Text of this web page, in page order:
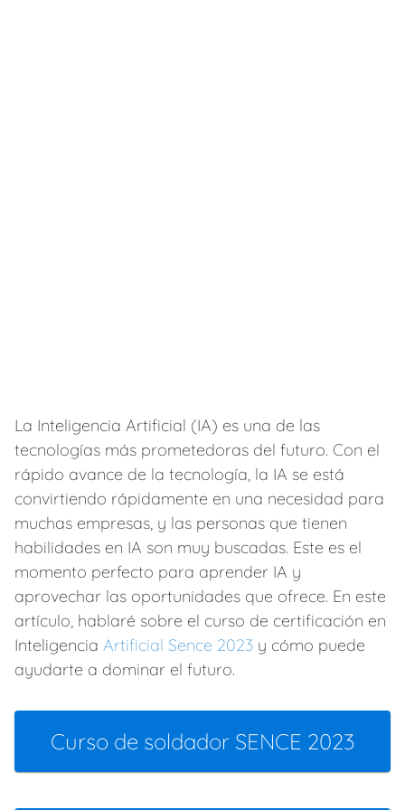
La Inteligencia Artificial (IA) es una de las
tecnologías más prometedoras del futuro. Con el
rápido avance de la tecnología, la IA se está
convirtiendo rápidamente en una necesidad para
muchas empresas, y las personas que tienen
habilidades en IA son muy buscadas. Este es el
momento perfecto para aprender IA y
aprovechar las oportunidades que ofrece. En este
artículo, hablaré sobre el curso de certificación en
Inteligencia Artificial Sence 2023 y cómo puede
ayudarte a dominar el futuro.
Curso de soldador SENCE 2023